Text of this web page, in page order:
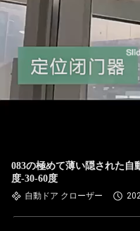
083の極めて薄い隠された自
度-30-60度
自動ドア クローザー